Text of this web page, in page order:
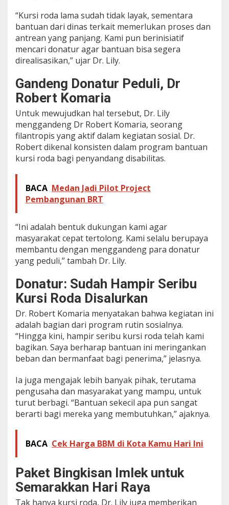
a
n
g
D
i
s
b
l
i
a
s
d
i
d
a
n
“Kursi roda lama sudah tidak layak, sementara
bantuan dari dinas terkait memerlukan proses dan
antrean yang panjang. Kami pun berinisiatif
mencari donatur agar bantuan bisa segera
direalisasikan,” ujar Dr. Lily.
Gandeng Donatur Peduli, Dr
Robert Komaria
Untuk mewujudkan hal tersebut, Dr. Lily
menggandeng Dr Robert Komaria, seorang
filantropis yang aktif dalam kegiatan sosial. Dr.
Robert dikenal konsisten dalam program bantuan
kursi roda bagi penyandang disabilitas.
BACA Medan Jadi Pilot Project
Pembangunan BRT
“Ini adalah bentuk dukungan kami agar
masyarakat cepat tertolong. Kami selalu berupaya
membantu dengan menggandeng para donatur
yang peduli,” tambah Dr. Lily.
Donatur: Sudah Hampir Seribu
Kursi Roda Disalurkan
Dr. Robert Komaria menyatakan bahwa kegiatan ini
adalah bagian dari program rutin sosialnya.
“Hingga kini, hampir seribu kursi roda telah kami
bagikan. Saya berharap bantuan ini meringankan
beban dan bermanfaat bagi penerima,” jelasnya.
Ia juga mengajak lebih banyak pihak, terutama
pengusaha dan masyarakat yang mampu, untuk
turut berbagi. “Bantuan sekecil apa pun sangat
berarti bagi mereka yang membutuhkan,” ajaknya.
BACA Cek Harga BBM di Kota Kamu Hari Ini
Paket Bingkisan Imlek untuk
Semarakkan Hari Raya
Tak hanya kursi roda, Dr. Lily juga memberikan